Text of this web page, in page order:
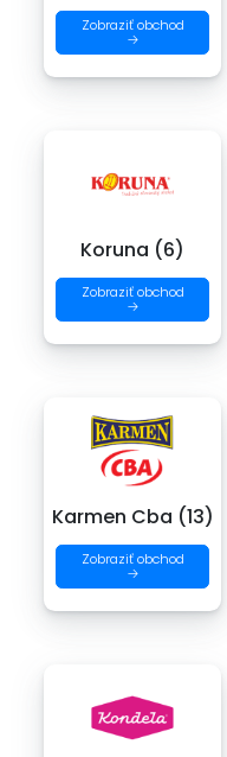
Zobraziť obchod
→
Koruna (6)
Zobraziť obchod
→
Karmen Cba (13)
Zobraziť obchod
→